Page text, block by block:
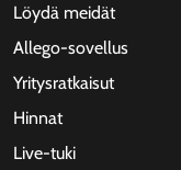
Löydä meidät
Allego-sovellus
Yritysratkaisut
Hinnat
Live-tuki